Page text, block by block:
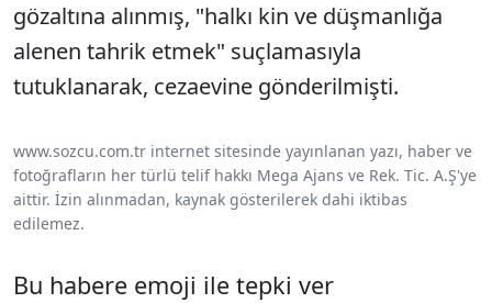
gözaltına alınmış, "halkı kin ve düşmanlığa
alenen tahrik etmek" suçlamasıyla
tutuklanarak, cezaevine gönderilmişti.
www.sozcu.com.tr internet sitesinde yayınlanan yazı, haber ve
fotoğrafların her türlü telif hakkı Mega Ajans ve Rek. Tic. A.Ş'ye
aittir. İzin alınmadan, kaynak gösterilerek dahi iktibas
edilemez.
Bu habere emoji ile tepki ver